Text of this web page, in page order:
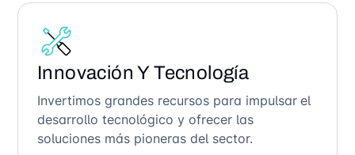
Innovación Y Tecnología
Invertimos grandes recursos para impulsar el
desarrollo tecnológico y ofrecer las
soluciones más pioneras del sector.